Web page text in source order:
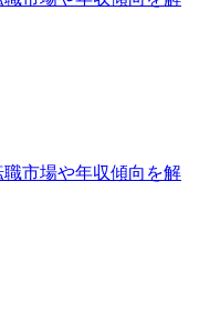
市場や年収傾向を解